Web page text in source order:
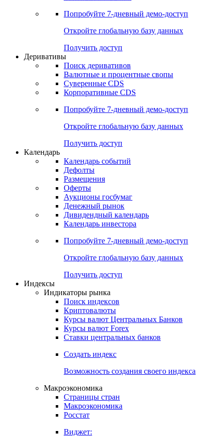
Сравнение ETF & Funds
Поиск Mutual Funds
Попробуйте7-дневный
Откройте глобальную базу данных
Получить доступ
Деривативы
Валютные и процентные свопы
Корпоративные CDS
Попробуйте7-дневный
Откройте глобальную базу данных
Получить доступ
Календарь
Календарь событий
Дефолты
Размещения
Оферты
Денежный рынок
Календарь инвестора
Попробуйте7-дневный
Откройте глобальную базу данных
Получить доступ
Индикаторы рынка
Поиск индексов
Курсы валют Центральных Банков
Ставки центральных банков
Создать индекс
Возможность создания своего индекса
Страницы стран